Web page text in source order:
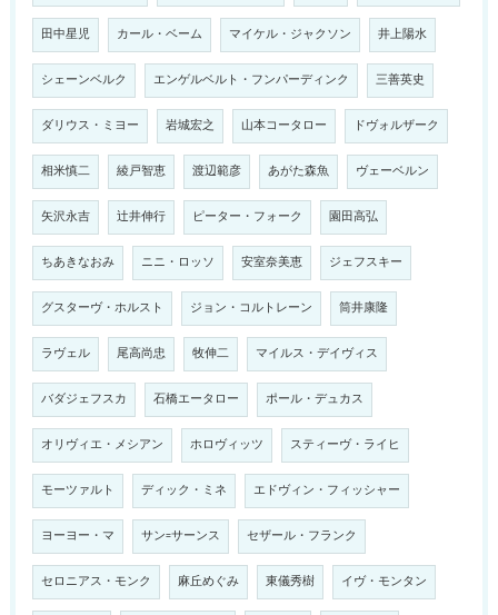
田中星児 カール・ベーム マイケル・ジャクソン 井上陽水
シェーンベルク エンゲルベルト・フンパーディンク 三善英史
ダリウス・ミヨー 岩城宏之 山本コータロー ドヴォルザーク
相米慎二 綾戸智恵 渡辺範彦 あがた森魚 ヴェーベルン
矢沢永吉 辻井伸行 ピーター・フォーク 園田高弘
ちあきなおみ ニニ・ロッソ 安室奈美恵 ジェフスキー
グスターヴ・ホルスト ジョン・コルトレーン 筒井康隆
ラヴェル 尾高尚忠 牧伸二 マイルス・デイヴィス
バダジェフスカ 石橋エータロー ポール・デュカス
オリヴィエ・メシアン ホロヴィッツ スティーヴ・ライヒ
モーツァルト ディック・ミネ エドヴィン・フィッシャー
ヨーヨー・マ サン=サーンス セザール・フランク
セロニアス・モンク 麻丘めぐみ 東儀秀樹 イヴ・モンタン